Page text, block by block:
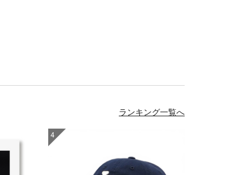
ランキング一覧へ
4